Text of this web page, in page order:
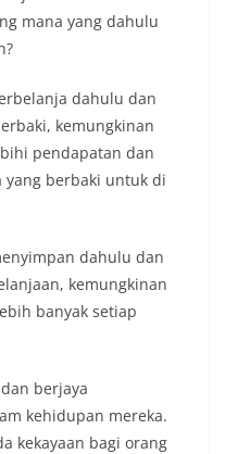
mana yang dahulu
dahulu dan
kemungkinan
pendapatan dan
yang berbaki untuk di
dahulu dan
kemungkinan
banyak setiap
berjaya
kehidupan mereka.
kekayaan bagi orang